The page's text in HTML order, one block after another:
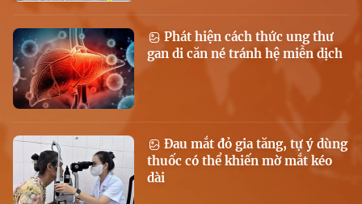
Phát hiện cách thức ung thư
gan di căn né tránh hệ miễn dịch
Đau mắt đỏ gia tăng, tự ý dùng
thuốc có thể khiến mờ mắt kéo
dài